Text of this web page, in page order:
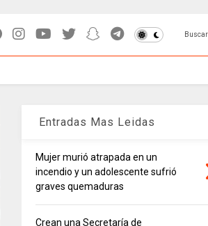
Buscar
Entradas Mas Leidas
Mujer murió atrapada en un
incendio y un adolescente sufrió
graves quemaduras
Crean una Secretaría de